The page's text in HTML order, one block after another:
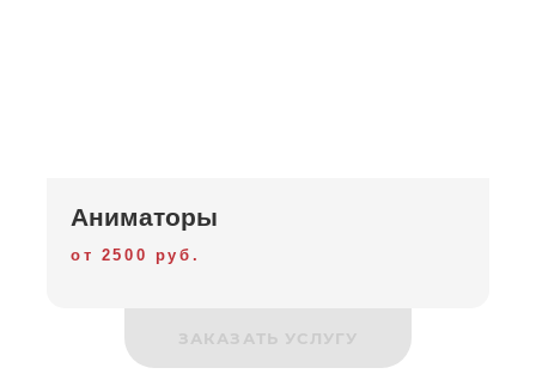
Аниматоры
от 2500 руб.
ЗАКАЗАТЬ УСЛУГУ